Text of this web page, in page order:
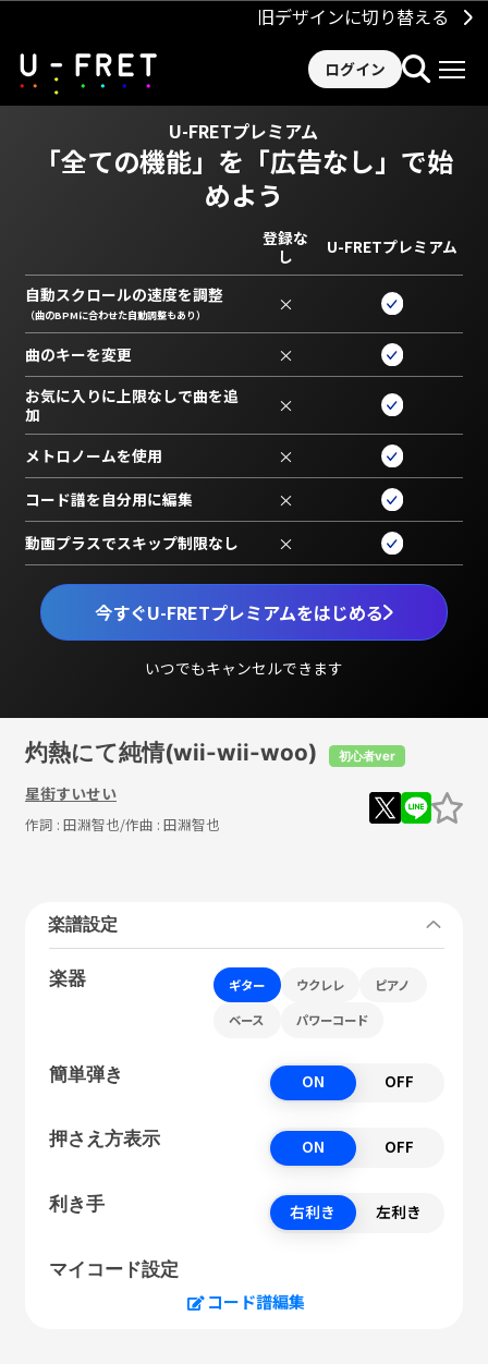
旧デザインに切り替える
ログイン
U-FRETプレミアム
「全ての機能」を 「広告なし」で始
めよう
今すぐU-FRETプレミアムをはじめる
いつでもキャンセルできます
登録な
し
U-FRETプレミアム
自動スクロールの速度を調整
（曲のBPMに合わせた自動調整もあり） ×
曲のキーを変更 ×
お気に入りに上限なしで曲を追
加
×
メトロノームを使用 ×
コード譜を自分用に編集 ×
動画プラスでスキップ制限なし ×
灼熱にて純情(wii-wii-woo) 初心者ver
星街すいせい
作詞 : 田淵智也/作曲 : 田淵智也
楽譜設定
楽器 ギター ウクレレ ピアノ
ベース パワーコード
簡単弾き ON OFF
押さえ方表示 ON OFF
利き手 右利き 左利き
マイコード設定
コード譜編集